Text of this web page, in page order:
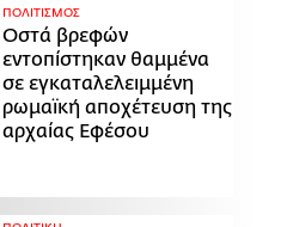
ΠΟΛΙΤΙΣΜΟΣ
Οστά βρεφών
εντοπίστηκαν θαμμένα
σε εγκαταλελειμμένη
ρωμαϊκή αποχέτευση της
αρχαίας Εφέσου